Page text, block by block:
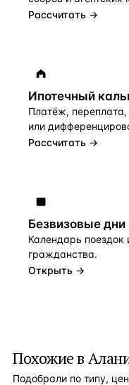
Рассчитать →
Ипотечный
Платёж,
или
Рассчитать →
Безвизовые дни
Календарь поездок
гражданства.
Открыть →
Похожие в
Подобрали по типу,